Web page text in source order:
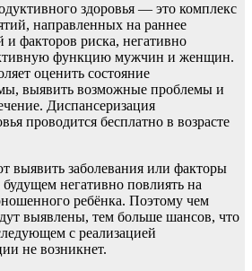
здоровья — это комплекс
направленных на раннее
и факторов риска, негативно
функцию мужчин и женщин.
оценить состояние
выявить возможные проблемы и
Диспансеризация
проводится бесплатно в возрасте
выявить заболевания или факторы
негативно повлиять на
ребёнка. Поэтому чем
выявлены, тем больше шансов, что
с реализацией
не возникнет.